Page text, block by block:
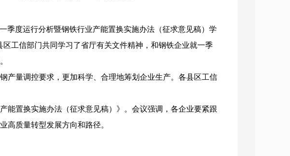
季度运行分析暨钢铁行业产能置换实施办法（征求意见稿）学
工信部门共同学习了省厅有关文件精神，和钢铁企业就一季
产量调控要求，更加科学、合理地筹划企业生产。各县区工信
能置换实施办法（征求意见稿）》。会议强调，各企业要紧跟
高质量转型发展方向和路径。